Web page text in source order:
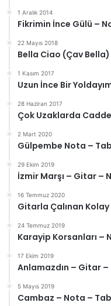
1 Aralık 2014
Fikrimin İnce Gülü –
22 Mayıs 2018
Bella Ciao (Çav
1 Kasım 2017
Uzun İnce Bir
28 Haziran 2017
Çok Uzaklarda
2 Mart 2020
Gülpembe Nota – Tab
29 Ekim 2019
İzmir Marşı – Gitar –
16 Temmuz 2020
Gitarla Çalınan Kolay
24 Temmuz 2019
Karayip Korsanları –
17 Ekim 2019
Anlamazdın – Gitar
5 Mayıs 2019
Cambaz – Nota – Tab